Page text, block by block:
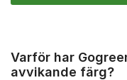
Varför har
avvikande färg?